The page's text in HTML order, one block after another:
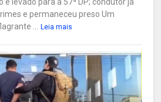
levado para a 57ª DP; condutor já
e permaneceu preso Um
... Leia mais